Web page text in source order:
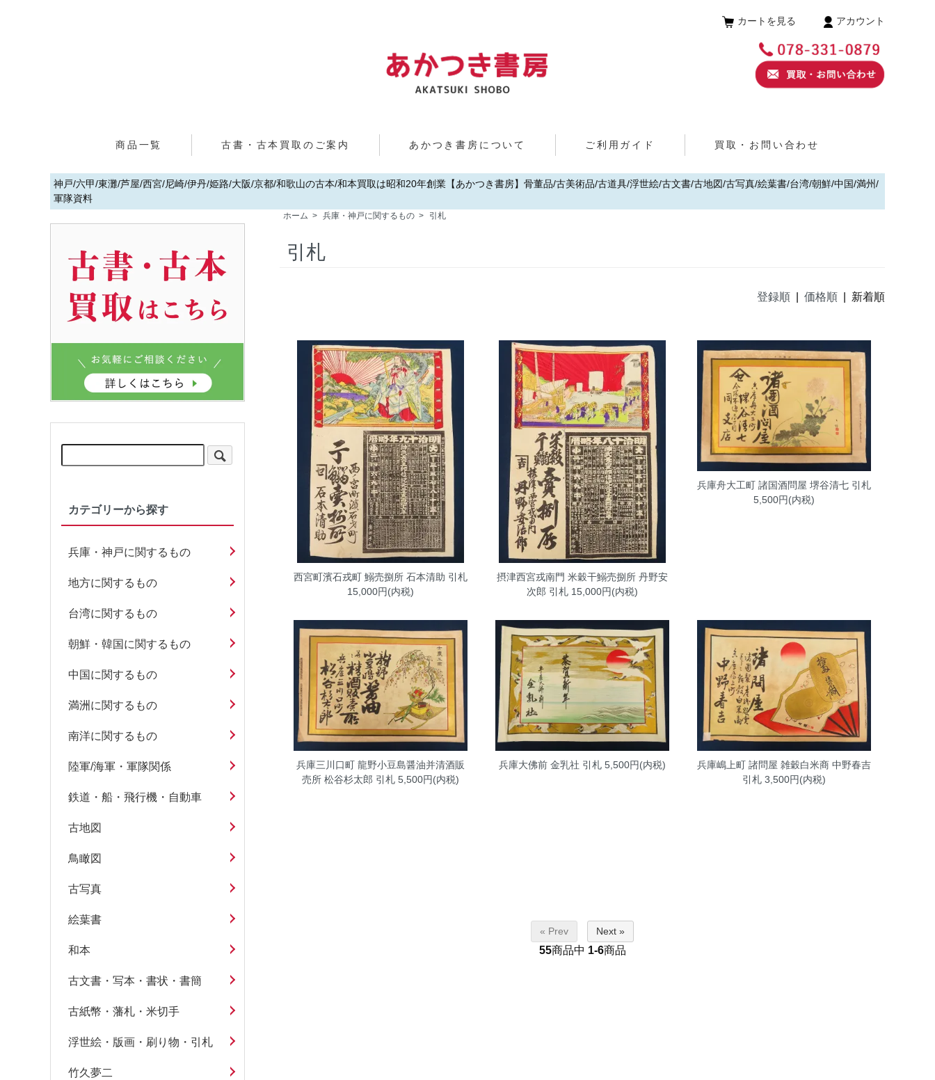
アカウント
カートを見る
商品一覧 古書・古本買取のご案内 あかつき書房について ご利用ガイド 買取・お問い合わせ
神戸/六甲/東灘/芦屋/西宮/尼崎/伊丹/姫路/大阪/京都/和歌山の古本/和本買取は昭和20年創業【あかつき書房】骨董品/古美術品/古道具/浮世絵/古文書/古地図/古写真/絵葉書/台湾/朝鮮/中国/満州/
軍隊資料
ホーム > 兵庫・神戸に関するもの > 引札
引札
登録順 価格順 | 新着順
西宮町濱石戎町 鰯売捌所 石本清助 引札
15,000円(内税)
摂津西宮戎南門 米穀干鰯売捌所 丹野安
次郎 引札15,000円(内税)
兵庫舟大工町 諸国酒問屋 堺谷清七 引札
5,500円(内税)
兵庫三川口町 龍野小豆島醤油并清酒販
売所 松谷杉太郎 引札5,500円(内税)
兵庫大佛前 金乳社 引札5,500円(内税)
兵庫嶋上町 諸問屋 雑穀白米商 中野春吉
引札3,500円(内税)
« Prev Next »
55商品中 1-6商品
カテゴリーから探す
兵庫・神戸に関するもの
地方に関するもの
台湾に関するもの
朝鮮・韓国に関するもの
中国に関するもの
満洲に関するもの
南洋に関するもの
陸軍/海軍・軍隊関係
鉄道・船・飛行機・自動車
古地図
鳥瞰図
古写真
絵葉書
和本
古文書・写本・書状・書簡
古紙幣・藩札・米切手
浮世絵・版画・刷り物・引札
竹久夢二